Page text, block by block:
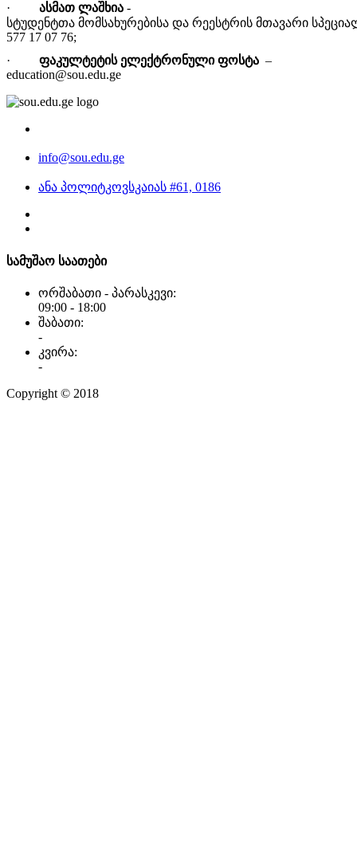
·
ასმათ ლაშხია -
სტუდენტთა მომსახურებისა და რეესტრის მთავარი
577 17 07 76;
·
ფაკულტეტის ელექტრონული ფოსტა –
education@sou.edu.ge
info@sou.edu.ge
ანა პოლიტკოვსკაიას #61, 0186
სამუშაო საათები
ორშაბათი - პარასკევი:
09:00 - 18:00
შაბათი:
-
კვირა:
-
Copyright © 2018